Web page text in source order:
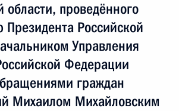
области, проведённого
Президента Российской
Управления
Федерации
граждан
Михаилом Михайловским